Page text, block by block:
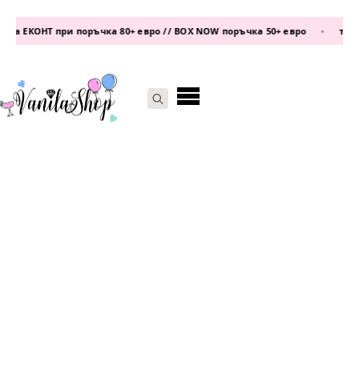
при поръчка 80+ евро // BOX NOW поръчка 50+ евро